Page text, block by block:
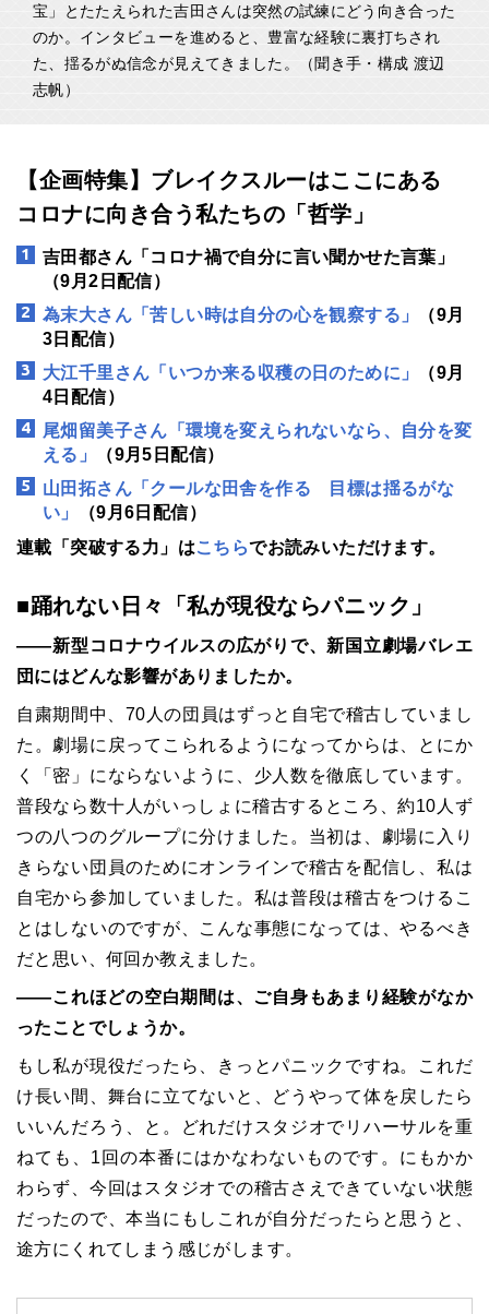
宝」とたたえられた吉田さんは突然の試練にどう向き合った
のか。インタビューを進めると、豊富な経験に裏打ちされ
た、揺るがぬ信念が見えてきました。（聞き手・構成 渡辺
志帆）
【企画特集】ブレイクスルーはここにある
コロナに向き合う私たちの「哲学」
吉田都さん「コロナ禍で自分に言い聞かせた言葉」
（9月2日配信）
為末大さん「苦しい時は自分の心を観察する」
（9月
3日配信）
大江千里さん「 いつか来る収穫の日のために」
（9月
4日配信）
尾畑留美子さん「環境を変えられないなら、自分を変
える」
（9月5日配信）
山田拓さん「 クールな田舎を作る 目標は揺るがな
い 」
（9月6日配信）
連載「突破する力」はこちらでお読みいただけます。
■踊れない日々「私が現役ならパニック」
――新型コロナウイルスの広がりで、新国立劇場バレエ
団にはどんな影響がありましたか。
自粛期間中、 70 人の団員はずっと自宅で稽古していまし
た。劇場に戻ってこられるようになってからは、とにか
く「密」にならないように、少人数を徹底しています。
普段なら数十人がいっしょに稽古するところ、約10 人ず
つの八つのグループに分けました。当初は、劇場に入り
きらない団員のためにオンラインで稽古を配信し、私は
自宅から参加していました。私は普段は稽古をつけるこ
とはしないのですが、こんな事態になっては、やるべき
だと思い、何回か教えました。
――これほどの空白期間は、ご自身もあまり経験がなか
ったことでしょうか。
もし私が現役だったら、きっとパニックですね。これだ
け長い間、舞台に立てないと、どうやって体を戻したら
いいんだろう、と。どれだけスタジオでリハーサルを重
ねても、 1 回の本番にはかなわないものです。にもかか
わらず、今回はスタジオでの稽古さえできていない状態
だったので、本当にもしこれが自分だったらと思うと、
途方にくれてしまう感じがします。